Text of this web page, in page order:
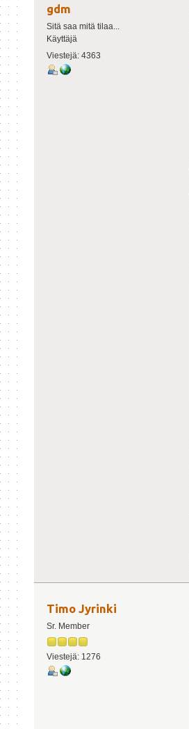
gdm
Sitä saa mitä tilaa...
Käyttäjä
Viestejä: 4363
Timo Jyrinki
Sr. Member
Viestejä: 1276